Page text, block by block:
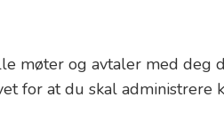
møter og avtaler med deg
for at du skal administrere